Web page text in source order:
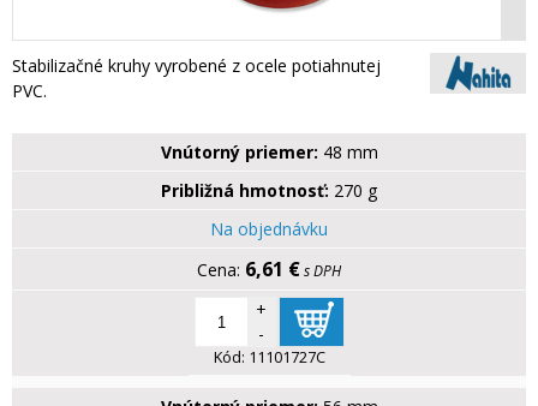
Stabilizačné kruhy vyrobené z ocele potiahnutej
PVC.
Vnútorný priemer: 48 mm
Približná hmotnosť: 270 g
Na objednávku
6,61 €s DPH
+
-
Kód: 11101727C